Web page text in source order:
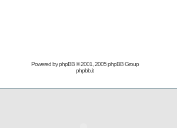
Powered byphpBB© 2001, 2005 phpBB Group
phpbb.it